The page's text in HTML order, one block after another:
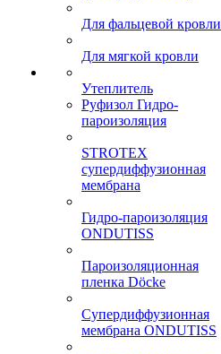
Для фальцевой кровли
Для мягкой кровли
Утеплитель
Руфизол Гидро-
пароизоляция
STROTEX
супердиффузионная
мембрана
Гидро-пароизоляция
ONDUTISS
Пароизоляционная
пленка Döcke
Супердиффузионная
мембрана ONDUTISS